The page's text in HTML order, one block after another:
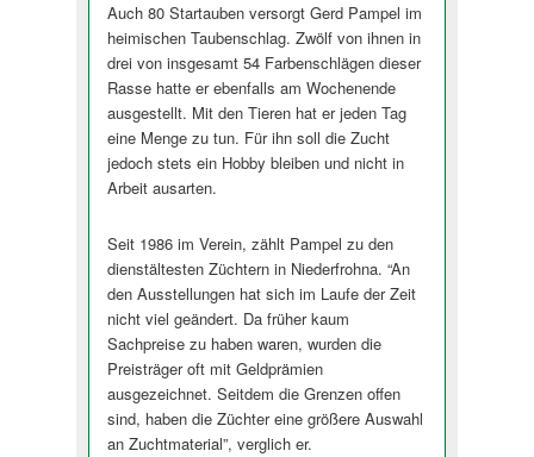
Auch 80 Startauben versorgt Gerd Pampel im
heimischen Taubenschlag. Zwölf von ihnen in
drei von insgesamt 54 Farbenschlägen dieser
Rasse hatte er ebenfalls am Wochenende
ausgestellt. Mit den Tieren hat er jeden Tag
eine Menge zu tun. Für ihn soll die Zucht
jedoch stets ein Hobby bleiben und nicht in
Arbeit ausarten.
Seit 1986 im Verein, zählt Pampel zu den
dienstältesten Züchtern in Niederfrohna. “An
den Ausstellungen hat sich im Laufe der Zeit
nicht viel geändert. Da früher kaum
Sachpreise zu haben waren, wurden die
Preisträger oft mit Geldprämien
ausgezeichnet. Seitdem die Grenzen offen
sind, haben die Züchter eine größere Auswahl
an Zuchtmaterial”, verglich er.